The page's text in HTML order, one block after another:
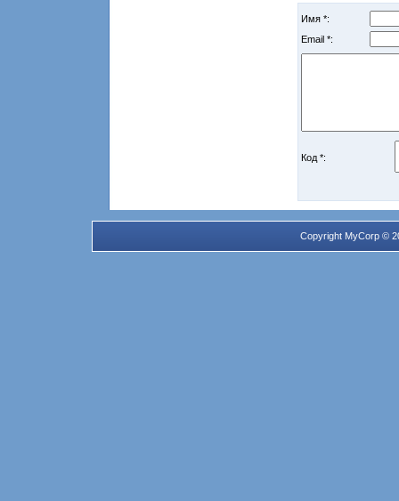
Имя *:
Email *:
Код *:
Copyright MyCorp ©